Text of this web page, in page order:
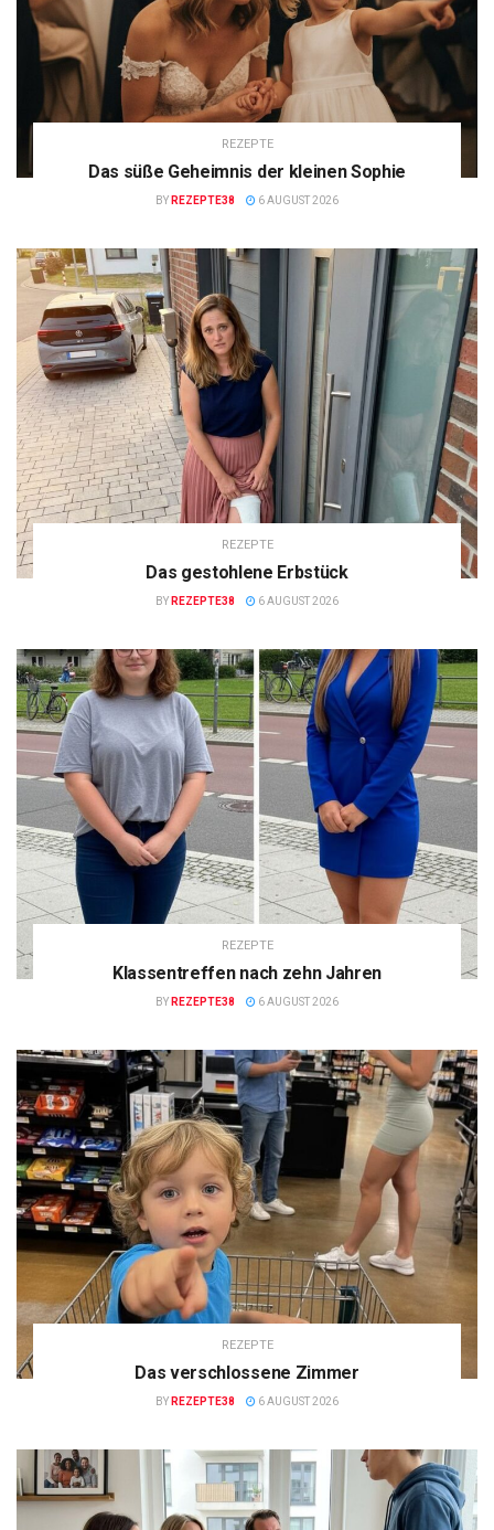
REZEPTE
Das süße Geheimnis der kleinen Sophie
BY REZEPTE38 6 AUGUST 2026
REZEPTE
Das gestohlene Erbstück
BY REZEPTE38 6 AUGUST 2026
REZEPTE
Klassentreffen nach zehn Jahren
BY REZEPTE38 6 AUGUST 2026
REZEPTE
Das verschlossene Zimmer
BY REZEPTE38 6 AUGUST 2026